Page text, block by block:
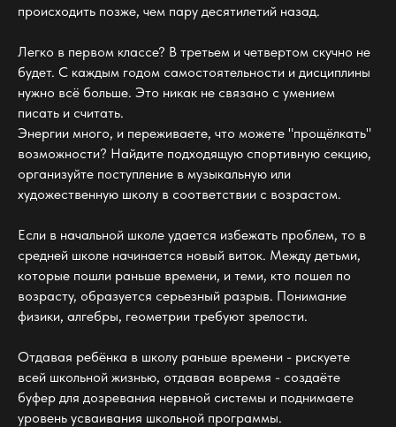
происходить позже, чем пару десятилетий назад.
Легко в первом классе? В третьем и четвертом скучно не
будет. С каждым годом самостоятельности и дисциплины
нужно всё больше. Это никак не связано с умением
писать и считать.
Энергии много, и переживаете, что можете "прощёлкать"
возможности? Найдите подходящую спортивную секцию,
организуйте поступление в музыкальную или
художественную школу в соответствии с возрастом.
Если в начальной школе удается избежать проблем, то в
средней школе начинается новый виток. Между детьми,
которые пошли раньше времени, и теми, кто пошел по
возрасту, образуется серьезный разрыв. Понимание
физики, алгебры, геометрии требуют зрелости.
Отдавая ребёнка в школу раньше времени - рискуете
всей школьной жизнью, отдавая вовремя - создаёте
буфер для дозревания нервной системы и поднимаете
уровень усваивания школьной программы.